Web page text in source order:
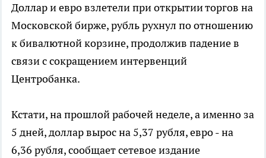
Доллар и евро взлетели при открытии торгов на
Московской бирже, рубль рухнул по отношению
к бивалютной корзине, продолжив падение в
связи с сокращением интервенций
Центробанка.
Кстати, на прошлой рабочей неделе, а именно за
5 дней, доллар вырос на 5,37 рубля, евро - на
6,36 рубля, сообщает сетевое издание